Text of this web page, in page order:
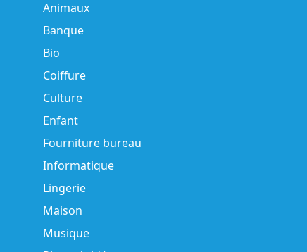
Animaux
Banque
Bio
Coiffure
Culture
Enfant
Fourniture bureau
Informatique
Lingerie
Maison
Musique